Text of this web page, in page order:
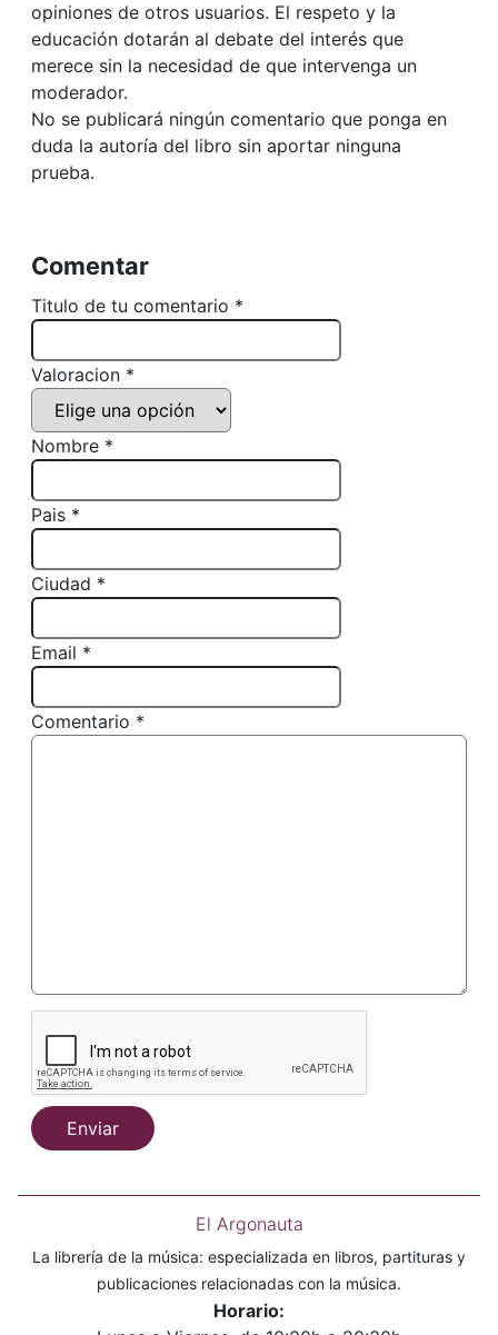
opiniones de otros usuarios. El respeto y la
educación dotarán al debate del interés que
merece sin la necesidad de que intervenga un
moderador.
No se publicará ningún comentario que ponga en
duda la autoría del libro sin aportar ninguna
prueba.
Comentar
Titulo de tu comentario *
Valoracion *
Nombre *
Pais *
Ciudad *
Email *
Comentario *
Enviar
El Argonauta
La librería de la música: especializada en libros, partituras y
publicaciones relacionadas con la música.
Horario: